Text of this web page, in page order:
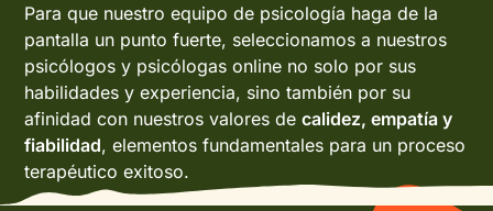
Para que nuestro equipo de psicología haga de la
pantalla un punto fuerte, seleccionamos a nuestros
psicólogos y psicólogas online no solo por sus
habilidades y experiencia, sino también por su
afinidad con nuestros valores decalidez, empatía y
fiabilidad, elementos fundamentales para un proceso
terapéutico exitoso.